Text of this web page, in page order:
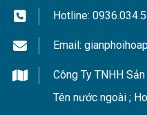
Hotline:
Email:
Công Ty TNHH
Tên nước ngoài ;